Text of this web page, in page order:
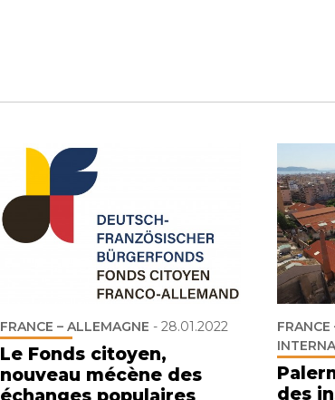
FRANCE – ALLEMAGNE - 28.01.2022
Le Fonds citoyen,
nouveau mécène des
échanges populaires
des